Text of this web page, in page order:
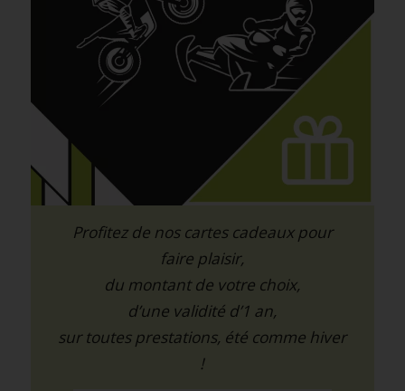
Profitez de nos cartes cadeaux pour
faire plaisir,
du montant de votre choix,
d’une validité d’1 an,
sur toutes prestations, été comme hiver
!